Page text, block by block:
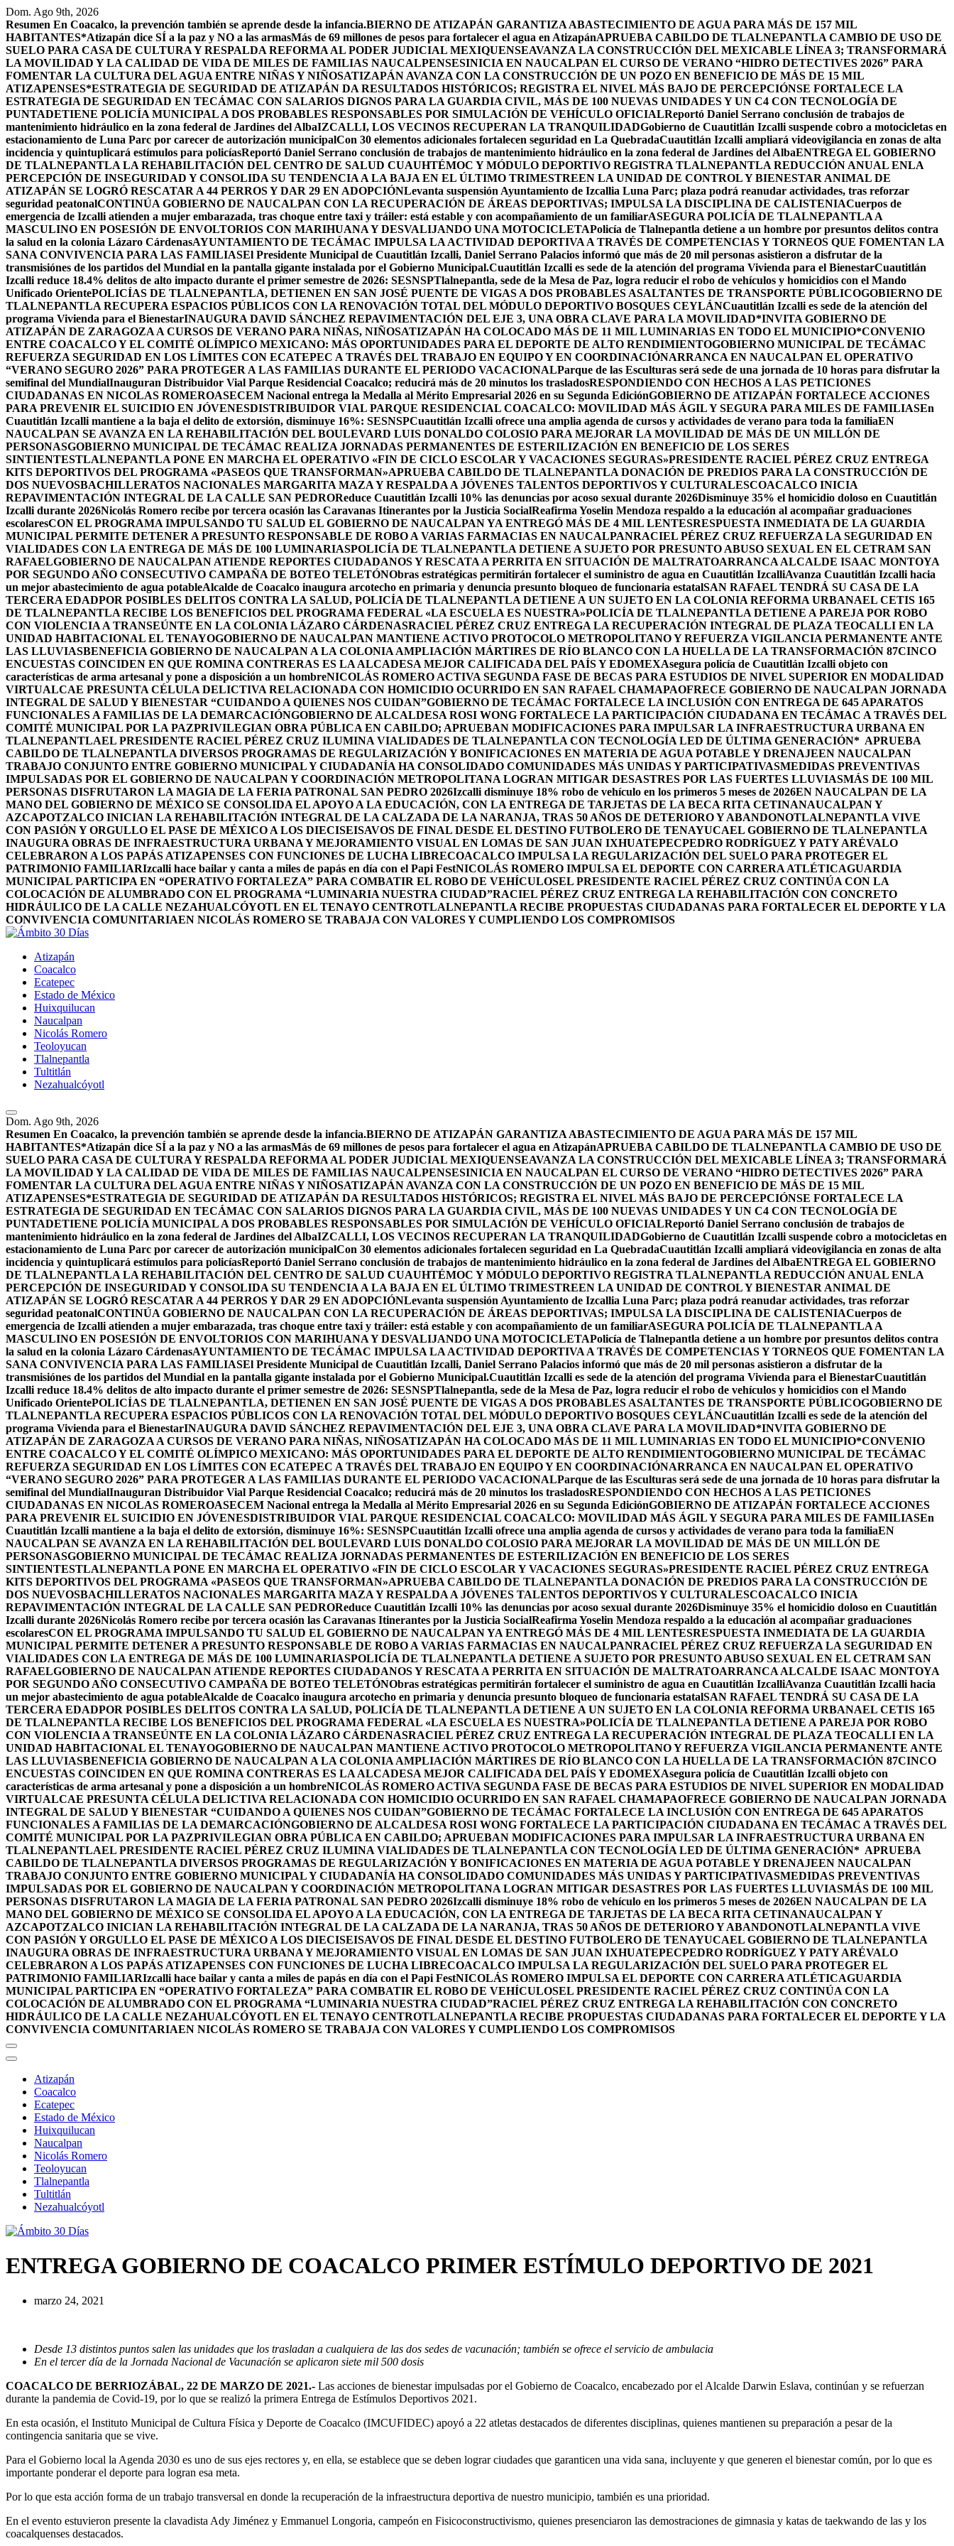
Saltar
al
contenido
Dom. Ago 9th, 2026
Resumen En Coacalco, la prevención también se aprende desde la infancia.BIERNO DE ATIZAPÁN GARANTIZA ABASTECIMIENTO DE AGUA PARA MÁS DE 157 MIL
HABITANTES*Atizapán dice SÍ a la paz y NO a las armasMás de 69 millones de pesos para fortalecer el agua en AtizapánAPRUEBA CABILDO DE TLALNEPANTLA CAMBIO DE USO DE
SUELO PARA CASA DE CULTURA Y RESPALDA REFORMA AL PODER JUDICIAL MEXIQUENSEAVANZA LA CONSTRUCCIÓN DEL MEXICABLE LÍNEA 3; TRANSFORMARÁ
LA MOVILIDAD Y LA CALIDAD DE VIDA DE MILES DE FAMILIAS NAUCALPENSESINICIA EN NAUCALPAN EL CURSO DE VERANO “HIDRO DETECTIVES 2026” PARA
FOMENTAR LA CULTURA DEL AGUA ENTRE NIÑAS Y NIÑOSATIZAPÁN AVANZA CON LA CONSTRUCCIÓN DE UN POZO EN BENEFICIO DE MÁS DE 15 MIL
ATIZAPENSES*ESTRATEGIA DE SEGURIDAD DE ATIZAPÁN DA RESULTADOS HISTÓRICOS; REGISTRA EL NIVEL MÁS BAJO DE PERCEPCIÓNSE FORTALECE LA
ESTRATEGIA DE SEGURIDAD EN TECÁMAC CON SALARIOS DIGNOS PARA LA GUARDIA CIVIL, MÁS DE 100 NUEVAS UNIDADES Y UN C4 CON TECNOLOGÍA DE
PUNTADETIENE POLICÍA MUNICIPAL A DOS PROBABLES RESPONSABLES POR SIMULACIÓN DE VEHÍCULO OFICIALReportó Daniel Serrano conclusión de trabajos de
mantenimiento hidráulico en la zona federal de Jardines del AlbaIZCALLI, LOS VECINOS RECUPERAN LA TRANQUILIDADGobierno de Cuautitlán Izcalli suspende cobro a motocicletas en
estacionamiento de Luna Parc por carecer de autorización municipalCon 30 elementos adicionales fortalecen seguridad en La QuebradaCuautitlán Izcalli ampliará videovigilancia en zonas de alta
incidencia y quintuplicará estímulos para policíasReportó Daniel Serrano conclusión de trabajos de mantenimiento hidráulico en la zona federal de Jardines del AlbaENTREGA EL GOBIERNO
DE TLALNEPANTLA LA REHABILITACIÓN DEL CENTRO DE SALUD CUAUHTÉMOC Y MÓDULO DEPORTIVO REGISTRA TLALNEPANTLA REDUCCIÓN ANUAL ENLA
PERCEPCIÓN DE INSEGURIDAD Y CONSOLIDA SU TENDENCIA A LA BAJA EN EL ÚLTIMO TRIMESTREEN LA UNIDAD DE CONTROL Y BIENESTAR ANIMAL DE
ATIZAPÁN SE LOGRÓ RESCATAR A 44 PERROS Y DAR 29 EN ADOPCIÓNLevanta suspensión Ayuntamiento de Izcallia Luna Parc; plaza podrá reanudar actividades, tras reforzar
seguridad peatonalCONTINÚA GOBIERNO DE NAUCALPAN CON LA RECUPERACIÓN DE ÁREAS DEPORTIVAS; IMPULSA LA DISCIPLINA DE CALISTENIACuerpos de
emergencia de Izcalli atienden a mujer embarazada, tras choque entre taxi y tráiler: está estable y con acompañamiento de un familiarASEGURA POLICÍA DE TLALNEPANTLA A
MASCULINO EN POSESIÓN DE ENVOLTORIOS CON MARIHUANA Y DESVALIJANDO UNA MOTOCICLETAPolicía de Tlalnepantla detiene a un hombre por presuntos delitos contra
la salud en la colonia Lázaro CárdenasAYUNTAMIENTO DE TECÁMAC IMPULSA LA ACTIVIDAD DEPORTIVA A TRAVÉS DE COMPETENCIAS Y TORNEOS QUE FOMENTAN LA
SANA CONVIVENCIA PARA LAS FAMILIASEl Presidente Municipal de Cuautitlán Izcalli, Daniel Serrano Palacios informó que más de 20 mil personas asistieron a disfrutar de la
transmisiónes de los partidos del Mundial en la pantalla gigante instalada por el Gobierno Municipal.Cuautitlán Izcalli es sede de la atención del programa Vivienda para el BienestarCuautitlán
Izcalli reduce 18.4% delitos de alto impacto durante el primer semestre de 2026: SESNSPTlalnepantla, sede de la Mesa de Paz, logra reducir el robo de vehículos y homicidios con el Mando
Unificado OrientePOLICÍAS DE TLALNEPANTLA, ​DETIENEN EN SAN JOSÉ PUENTE DE VIGAS A DOS PROBABLES ASALTANTES DE TRANSPORTE PÚBLICOGOBIERNO DE
TLALNEPANTLA RECUPERA ESPACIOS PÚBLICOS CON LA RENOVACIÓN TOTAL DEL MÓDULO DEPORTIVO BOSQUES CEYLÁNCuautitlán Izcalli es sede de la atención del
programa Vivienda para el BienestarINAUGURA DAVID SÁNCHEZ REPAVIMENTACIÓN DEL EJE 3, UNA OBRA CLAVE PARA LA MOVILIDAD*INVITA GOBIERNO DE
ATIZAPÁN DE ZARAGOZA A CURSOS DE VERANO PARA NIÑAS, NIÑOSATIZAPÁN HA COLOCADO MÁS DE 11 MIL LUMINARIAS EN TODO EL MUNICIPIO*CONVENIO
ENTRE COACALCO Y EL COMITÉ OLÍMPICO MEXICANO: MÁS OPORTUNIDADES PARA EL DEPORTE DE ALTO RENDIMIENTOGOBIERNO MUNICIPAL DE TECÁMAC
REFUERZA SEGURIDAD EN LOS LÍMITES CON ECATEPEC A TRAVÉS DEL TRABAJO EN EQUIPO Y EN COORDINACIÓNARRANCA EN NAUCALPAN EL OPERATIVO
“VERANO SEGURO 2026” PARA PROTEGER A LAS FAMILIAS DURANTE EL PERIODO VACACIONALParque de las Esculturas será sede de una jornada de 10 horas para disfrutar la
semifinal del MundialInauguran Distribuidor Vial Parque Residencial Coacalco; reducirá más de 20 minutos los trasladosRESPONDIENDO CON HECHOS A LAS PETICIONES
CIUDADANAS EN NICOLAS ROMEROASECEM Nacional entrega la Medalla al Mérito Empresarial 2026 en su Segunda EdiciónGOBIERNO DE ATIZAPÁN FORTALECE ACCIONES
PARA PREVENIR EL SUICIDIO EN JÓVENESDISTRIBUIDOR VIAL PARQUE RESIDENCIAL COACALCO: MOVILIDAD MÁS ÁGIL Y SEGURA PARA MILES DE FAMILIASEn
Cuautitlán Izcalli mantiene a la baja el delito de extorsión, disminuye 16%: SESNSPCuautitlán Izcalli ofrece una amplia agenda de cursos y actividades de verano para toda la familiaEN
NAUCALPAN SE AVANZA EN LA REHABILITACIÓN DEL BOULEVARD LUIS DONALDO COLOSIO PARA MEJORAR LA MOVILIDAD DE MÁS DE UN MILLÓN DE
PERSONASGOBIERNO MUNICIPAL DE TECÁMAC REALIZA JORNADAS PERMANENTES DE ESTERILIZACIÓN EN BENEFICIO DE LOS SERES
SINTIENTESTLALNEPANTLA PONE EN MARCHA EL OPERATIVO «FIN DE CICLO ESCOLAR Y VACACIONES SEGURAS»PRESIDENTE RACIEL PÉREZ CRUZ ENTREGA
KITS DEPORTIVOS DEL PROGRAMA «PASEOS QUE TRANSFORMAN»APRUEBA CABILDO DE TLALNEPANTLA DONACIÓN DE PREDIOS PARA LA CONSTRUCCIÓN DE
DOS NUEVOSBACHILLERATOS NACIONALES MARGARITA MAZA Y RESPALDA A JÓVENES TALENTOS DEPORTIVOS Y CULTURALESCOACALCO INICIA
REPAVIMENTACIÓN INTEGRAL DE LA CALLE SAN PEDROReduce Cuautitlán Izcalli 10% las denuncias por acoso sexual durante 2026Disminuye 35% el homicidio doloso en Cuautitlán
Izcalli durante 2026Nicolás Romero recibe por tercera ocasión las Caravanas Itinerantes por la Justicia SocialReafirma Yoselin Mendoza respaldo a la educación al acompañar graduaciones
escolaresCON EL PROGRAMA IMPULSANDO TU SALUD EL GOBIERNO DE NAUCALPAN YA ENTREGÓ MÁS DE 4 MIL LENTESRESPUESTA INMEDIATA DE LA GUARDIA
MUNICIPAL PERMITE DETENER A PRESUNTO RESPONSABLE DE ROBO A VARIAS FARMACIAS EN NAUCALPANRACIEL PÉREZ CRUZ REFUERZA LA SEGURIDAD EN
VIALIDADES CON LA ENTREGA DE MÁS DE 100 LUMINARIASPOLICÍA DE TLALNEPANTLA DETIENE A SUJETO POR PRESUNTO ABUSO SEXUAL EN EL CETRAM SAN
RAFAELGOBIERNO DE NAUCALPAN ATIENDE REPORTES CIUDADANOS Y RESCATA A PERRITA EN SITUACIÓN DE MALTRATOARRANCA ALCALDE ISAAC MONTOYA
POR SEGUNDO AÑO CONSECUTIVO CAMPAÑA DE BOTEO TELETÓNObras estratégicas permitirán fortalecer el suministro de agua en Cuautitlán IzcalliAvanza Cuautitlán Izcalli hacia
un mejor abastecimiento de agua potableAlcalde de Coacalco inaugura arcotecho en primaria y denuncia presunto bloqueo de funcionaria estatalSAN RAFAEL TENDRÁ SU CASA DE LA
TERCERA EDADPOR POSIBLES DELITOS CONTRA LA SALUD, POLICÍA DE TLALNEPANTLA DETIENE A UN SUJETO EN LA COLONIA REFORMA URBANAEL CETIS 165
DE TLALNEPANTLA RECIBE LOS BENEFICIOS DEL PROGRAMA FEDERAL «LA ESCUELA ES NUESTRA»POLICÍA DE TLALNEPANTLA DETIENE A PAREJA POR ROBO
CON VIOLENCIA A TRANSEÚNTE EN LA COLONIA LÁZARO CÁRDENASRACIEL PÉREZ CRUZ ENTREGA LA RECUPERACIÓN INTEGRAL DE PLAZA TEOCALLI EN LA
UNIDAD HABITACIONAL EL TENAYOGOBIERNO DE NAUCALPAN MANTIENE ACTIVO PROTOCOLO METROPOLITANO Y REFUERZA VIGILANCIA PERMANENTE ANTE
LAS LLUVIASBENEFICIA GOBIERNO DE NAUCALPAN A LA COLONIA AMPLIACIÓN MÁRTIRES DE RÍO BLANCO CON LA HUELLA DE LA TRANSFORMACIÓN 87CINCO
ENCUESTAS COINCIDEN EN QUE ROMINA CONTRERAS ES LA ALCADESA MEJOR CALIFICADA DEL PAÍS Y EDOMEXAsegura policía de Cuautitlán Izcalli objeto con
características de arma artesanal y pone a disposición a un hombreNICOLÁS ROMERO ACTIVA SEGUNDA FASE DE BECAS PARA ESTUDIOS DE NIVEL SUPERIOR EN MODALIDAD
VIRTUALCAE PRESUNTA CÉLULA DELICTIVA RELACIONADA CON HOMICIDIO OCURRIDO EN SAN RAFAEL CHAMAPAOFRECE GOBIERNO DE NAUCALPAN JORNADA
INTEGRAL DE SALUD Y BIENESTAR “CUIDANDO A QUIENES NOS CUIDAN”GOBIERNO DE TECÁMAC FORTALECE LA INCLUSIÓN CON ENTREGA DE 645 APARATOS
FUNCIONALES A FAMILIAS DE LA DEMARCACIÓNGOBIERNO DE ALCALDESA ROSI WONG FORTALECE LA PARTICIPACIÓN CIUDADANA EN TECÁMAC A TRAVÉS DEL
COMITÉ MUNICIPAL POR LA PAZPRIVILEGIAN OBRA PÚBLICA EN CABILDO; APRUEBAN MODIFICACIONES PARA IMPULSAR LA INFRAESTRUCTURA URBANA EN
TLALNEPANTLAEL PRESIDENTE RACIEL PÉREZ CRUZ ILUMINA VIALIDADES DE TLALNEPANTLA CON TECNOLOGÍA LED DE ÚLTIMA GENERACIÓN* APRUEBA
CABILDO DE TLALNEPANTLA DIVERSOS PROGRAMAS DE REGULARIZACIÓN Y BONIFICACIONES EN MATERIA DE AGUA POTABLE Y DRENAJEEN NAUCALPAN
TRABAJO CONJUNTO ENTRE GOBIERNO MUNICIPAL Y CIUDADANÍA HA CONSOLIDADO COMUNIDADES MÁS UNIDAS Y PARTICIPATIVASMEDIDAS PREVENTIVAS
IMPULSADAS POR EL GOBIERNO DE NAUCALPAN Y COORDINACIÓN METROPOLITANA LOGRAN MITIGAR DESASTRES POR LAS FUERTES LLUVIASMÁS DE 100 MIL
PERSONAS DISFRUTARON LA MAGIA DE LA FERIA PATRONAL SAN PEDRO 2026Izcalli disminuye 18% robo de vehículo en los primeros 5 meses de 2026EN NAUCALPAN DE LA
MANO DEL GOBIERNO DE MÉXICO SE CONSOLIDA EL APOYO A LA EDUCACIÓN, CON LA ENTREGA DE TARJETAS DE LA BECA RITA CETINANAUCALPAN Y
AZCAPOTZALCO INICIAN LA REHABILITACIÓN INTEGRAL DE LA CALZADA DE LA NARANJA, TRAS 50 AÑOS DE DETERIORO Y ABANDONOTLALNEPANTLA VIVE
CON PASIÓN Y ORGULLO EL PASE DE MÉXICO A LOS DIECISEISAVOS DE FINAL DESDE EL DESTINO FUTBOLERO DE TENAYUCAEL GOBIERNO DE TLALNEPANTLA
INAUGURA OBRAS DE INFRAESTRUCTURA URBANA Y MEJORAMIENTO VISUAL EN LOMAS DE SAN JUAN IXHUATEPECPEDRO RODRÍGUEZ Y PATY ARÉVALO
CELEBRARON A LOS PAPÁS ATIZAPENSES CON FUNCIONES DE LUCHA LIBRECOACALCO IMPULSA LA REGULARIZACIÓN DEL SUELO PARA PROTEGER EL
PATRIMONIO FAMILIARIzcalli hace bailar y canta a miles de papás en día con el Papi FestNICOLÁS ROMERO IMPULSA EL DEPORTE CON CARRERA ATLÉTICAGUARDIA
MUNICIPAL PARTICIPA EN “OPERATIVO FORTALEZA” PARA COMBATIR EL ROBO DE VEHÍCULOSEL PRESIDENTE RACIEL PÉREZ CRUZ CONTINÚA CON LA
COLOCACIÓN DE ALUMBRADO CON EL PROGRAMA “LUMINARIA NUESTRA CIUDAD”RACIEL PÉREZ CRUZ ENTREGA LA REHABILITACIÓN CON CONCRETO
HIDRÁULICO DE LA CALLE NEZAHUALCÓYOTL EN EL TENAYO CENTROTLALNEPANTLA RECIBE PROPUESTAS CIUDADANAS PARA FORTALECER EL DEPORTE Y LA
CONVIVENCIA COMUNITARIAEN NICOLÁS ROMERO SE TRABAJA CON VALORES Y CUMPLIENDO LOS COMPROMISOS
Atizapán
Coacalco
Ecatepec
Estado de México
Huixquilucan
Naucalpan
Nicolás Romero
Teoloyucan
Tlalnepantla
Tultitlán
Nezahualcóyotl
Dom. Ago 9th, 2026
Resumen En Coacalco, la prevención también se aprende desde la infancia.BIERNO DE ATIZAPÁN GARANTIZA ABASTECIMIENTO DE AGUA PARA MÁS DE 157 MIL
HABITANTES*Atizapán dice SÍ a la paz y NO a las armasMás de 69 millones de pesos para fortalecer el agua en AtizapánAPRUEBA CABILDO DE TLALNEPANTLA CAMBIO DE USO DE
SUELO PARA CASA DE CULTURA Y RESPALDA REFORMA AL PODER JUDICIAL MEXIQUENSEAVANZA LA CONSTRUCCIÓN DEL MEXICABLE LÍNEA 3; TRANSFORMARÁ
LA MOVILIDAD Y LA CALIDAD DE VIDA DE MILES DE FAMILIAS NAUCALPENSESINICIA EN NAUCALPAN EL CURSO DE VERANO “HIDRO DETECTIVES 2026” PARA
FOMENTAR LA CULTURA DEL AGUA ENTRE NIÑAS Y NIÑOSATIZAPÁN AVANZA CON LA CONSTRUCCIÓN DE UN POZO EN BENEFICIO DE MÁS DE 15 MIL
ATIZAPENSES*ESTRATEGIA DE SEGURIDAD DE ATIZAPÁN DA RESULTADOS HISTÓRICOS; REGISTRA EL NIVEL MÁS BAJO DE PERCEPCIÓNSE FORTALECE LA
ESTRATEGIA DE SEGURIDAD EN TECÁMAC CON SALARIOS DIGNOS PARA LA GUARDIA CIVIL, MÁS DE 100 NUEVAS UNIDADES Y UN C4 CON TECNOLOGÍA DE
PUNTADETIENE POLICÍA MUNICIPAL A DOS PROBABLES RESPONSABLES POR SIMULACIÓN DE VEHÍCULO OFICIALReportó Daniel Serrano conclusión de trabajos de
mantenimiento hidráulico en la zona federal de Jardines del AlbaIZCALLI, LOS VECINOS RECUPERAN LA TRANQUILIDADGobierno de Cuautitlán Izcalli suspende cobro a motocicletas en
estacionamiento de Luna Parc por carecer de autorización municipalCon 30 elementos adicionales fortalecen seguridad en La QuebradaCuautitlán Izcalli ampliará videovigilancia en zonas de alta
incidencia y quintuplicará estímulos para policíasReportó Daniel Serrano conclusión de trabajos de mantenimiento hidráulico en la zona federal de Jardines del AlbaENTREGA EL GOBIERNO
DE TLALNEPANTLA LA REHABILITACIÓN DEL CENTRO DE SALUD CUAUHTÉMOC Y MÓDULO DEPORTIVO REGISTRA TLALNEPANTLA REDUCCIÓN ANUAL ENLA
PERCEPCIÓN DE INSEGURIDAD Y CONSOLIDA SU TENDENCIA A LA BAJA EN EL ÚLTIMO TRIMESTREEN LA UNIDAD DE CONTROL Y BIENESTAR ANIMAL DE
ATIZAPÁN SE LOGRÓ RESCATAR A 44 PERROS Y DAR 29 EN ADOPCIÓNLevanta suspensión Ayuntamiento de Izcallia Luna Parc; plaza podrá reanudar actividades, tras reforzar
seguridad peatonalCONTINÚA GOBIERNO DE NAUCALPAN CON LA RECUPERACIÓN DE ÁREAS DEPORTIVAS; IMPULSA LA DISCIPLINA DE CALISTENIACuerpos de
emergencia de Izcalli atienden a mujer embarazada, tras choque entre taxi y tráiler: está estable y con acompañamiento de un familiarASEGURA POLICÍA DE TLALNEPANTLA A
MASCULINO EN POSESIÓN DE ENVOLTORIOS CON MARIHUANA Y DESVALIJANDO UNA MOTOCICLETAPolicía de Tlalnepantla detiene a un hombre por presuntos delitos contra
la salud en la colonia Lázaro CárdenasAYUNTAMIENTO DE TECÁMAC IMPULSA LA ACTIVIDAD DEPORTIVA A TRAVÉS DE COMPETENCIAS Y TORNEOS QUE FOMENTAN LA
SANA CONVIVENCIA PARA LAS FAMILIASEl Presidente Municipal de Cuautitlán Izcalli, Daniel Serrano Palacios informó que más de 20 mil personas asistieron a disfrutar de la
transmisiónes de los partidos del Mundial en la pantalla gigante instalada por el Gobierno Municipal.Cuautitlán Izcalli es sede de la atención del programa Vivienda para el BienestarCuautitlán
Izcalli reduce 18.4% delitos de alto impacto durante el primer semestre de 2026: SESNSPTlalnepantla, sede de la Mesa de Paz, logra reducir el robo de vehículos y homicidios con el Mando
Unificado OrientePOLICÍAS DE TLALNEPANTLA, ​DETIENEN EN SAN JOSÉ PUENTE DE VIGAS A DOS PROBABLES ASALTANTES DE TRANSPORTE PÚBLICOGOBIERNO DE
TLALNEPANTLA RECUPERA ESPACIOS PÚBLICOS CON LA RENOVACIÓN TOTAL DEL MÓDULO DEPORTIVO BOSQUES CEYLÁNCuautitlán Izcalli es sede de la atención del
programa Vivienda para el BienestarINAUGURA DAVID SÁNCHEZ REPAVIMENTACIÓN DEL EJE 3, UNA OBRA CLAVE PARA LA MOVILIDAD*INVITA GOBIERNO DE
ATIZAPÁN DE ZARAGOZA A CURSOS DE VERANO PARA NIÑAS, NIÑOSATIZAPÁN HA COLOCADO MÁS DE 11 MIL LUMINARIAS EN TODO EL MUNICIPIO*CONVENIO
ENTRE COACALCO Y EL COMITÉ OLÍMPICO MEXICANO: MÁS OPORTUNIDADES PARA EL DEPORTE DE ALTO RENDIMIENTOGOBIERNO MUNICIPAL DE TECÁMAC
REFUERZA SEGURIDAD EN LOS LÍMITES CON ECATEPEC A TRAVÉS DEL TRABAJO EN EQUIPO Y EN COORDINACIÓNARRANCA EN NAUCALPAN EL OPERATIVO
“VERANO SEGURO 2026” PARA PROTEGER A LAS FAMILIAS DURANTE EL PERIODO VACACIONALParque de las Esculturas será sede de una jornada de 10 horas para disfrutar la
semifinal del MundialInauguran Distribuidor Vial Parque Residencial Coacalco; reducirá más de 20 minutos los trasladosRESPONDIENDO CON HECHOS A LAS PETICIONES
CIUDADANAS EN NICOLAS ROMEROASECEM Nacional entrega la Medalla al Mérito Empresarial 2026 en su Segunda EdiciónGOBIERNO DE ATIZAPÁN FORTALECE ACCIONES
PARA PREVENIR EL SUICIDIO EN JÓVENESDISTRIBUIDOR VIAL PARQUE RESIDENCIAL COACALCO: MOVILIDAD MÁS ÁGIL Y SEGURA PARA MILES DE FAMILIASEn
Cuautitlán Izcalli mantiene a la baja el delito de extorsión, disminuye 16%: SESNSPCuautitlán Izcalli ofrece una amplia agenda de cursos y actividades de verano para toda la familiaEN
NAUCALPAN SE AVANZA EN LA REHABILITACIÓN DEL BOULEVARD LUIS DONALDO COLOSIO PARA MEJORAR LA MOVILIDAD DE MÁS DE UN MILLÓN DE
PERSONASGOBIERNO MUNICIPAL DE TECÁMAC REALIZA JORNADAS PERMANENTES DE ESTERILIZACIÓN EN BENEFICIO DE LOS SERES
SINTIENTESTLALNEPANTLA PONE EN MARCHA EL OPERATIVO «FIN DE CICLO ESCOLAR Y VACACIONES SEGURAS»PRESIDENTE RACIEL PÉREZ CRUZ ENTREGA
KITS DEPORTIVOS DEL PROGRAMA «PASEOS QUE TRANSFORMAN»APRUEBA CABILDO DE TLALNEPANTLA DONACIÓN DE PREDIOS PARA LA CONSTRUCCIÓN DE
DOS NUEVOSBACHILLERATOS NACIONALES MARGARITA MAZA Y RESPALDA A JÓVENES TALENTOS DEPORTIVOS Y CULTURALESCOACALCO INICIA
REPAVIMENTACIÓN INTEGRAL DE LA CALLE SAN PEDROReduce Cuautitlán Izcalli 10% las denuncias por acoso sexual durante 2026Disminuye 35% el homicidio doloso en Cuautitlán
Izcalli durante 2026Nicolás Romero recibe por tercera ocasión las Caravanas Itinerantes por la Justicia SocialReafirma Yoselin Mendoza respaldo a la educación al acompañar graduaciones
escolaresCON EL PROGRAMA IMPULSANDO TU SALUD EL GOBIERNO DE NAUCALPAN YA ENTREGÓ MÁS DE 4 MIL LENTESRESPUESTA INMEDIATA DE LA GUARDIA
MUNICIPAL PERMITE DETENER A PRESUNTO RESPONSABLE DE ROBO A VARIAS FARMACIAS EN NAUCALPANRACIEL PÉREZ CRUZ REFUERZA LA SEGURIDAD EN
VIALIDADES CON LA ENTREGA DE MÁS DE 100 LUMINARIASPOLICÍA DE TLALNEPANTLA DETIENE A SUJETO POR PRESUNTO ABUSO SEXUAL EN EL CETRAM SAN
RAFAELGOBIERNO DE NAUCALPAN ATIENDE REPORTES CIUDADANOS Y RESCATA A PERRITA EN SITUACIÓN DE MALTRATOARRANCA ALCALDE ISAAC MONTOYA
POR SEGUNDO AÑO CONSECUTIVO CAMPAÑA DE BOTEO TELETÓNObras estratégicas permitirán fortalecer el suministro de agua en Cuautitlán IzcalliAvanza Cuautitlán Izcalli hacia
un mejor abastecimiento de agua potableAlcalde de Coacalco inaugura arcotecho en primaria y denuncia presunto bloqueo de funcionaria estatalSAN RAFAEL TENDRÁ SU CASA DE LA
TERCERA EDADPOR POSIBLES DELITOS CONTRA LA SALUD, POLICÍA DE TLALNEPANTLA DETIENE A UN SUJETO EN LA COLONIA REFORMA URBANAEL CETIS 165
DE TLALNEPANTLA RECIBE LOS BENEFICIOS DEL PROGRAMA FEDERAL «LA ESCUELA ES NUESTRA»POLICÍA DE TLALNEPANTLA DETIENE A PAREJA POR ROBO
CON VIOLENCIA A TRANSEÚNTE EN LA COLONIA LÁZARO CÁRDENASRACIEL PÉREZ CRUZ ENTREGA LA RECUPERACIÓN INTEGRAL DE PLAZA TEOCALLI EN LA
UNIDAD HABITACIONAL EL TENAYOGOBIERNO DE NAUCALPAN MANTIENE ACTIVO PROTOCOLO METROPOLITANO Y REFUERZA VIGILANCIA PERMANENTE ANTE
LAS LLUVIASBENEFICIA GOBIERNO DE NAUCALPAN A LA COLONIA AMPLIACIÓN MÁRTIRES DE RÍO BLANCO CON LA HUELLA DE LA TRANSFORMACIÓN 87CINCO
ENCUESTAS COINCIDEN EN QUE ROMINA CONTRERAS ES LA ALCADESA MEJOR CALIFICADA DEL PAÍS Y EDOMEXAsegura policía de Cuautitlán Izcalli objeto con
características de arma artesanal y pone a disposición a un hombreNICOLÁS ROMERO ACTIVA SEGUNDA FASE DE BECAS PARA ESTUDIOS DE NIVEL SUPERIOR EN MODALIDAD
VIRTUALCAE PRESUNTA CÉLULA DELICTIVA RELACIONADA CON HOMICIDIO OCURRIDO EN SAN RAFAEL CHAMAPAOFRECE GOBIERNO DE NAUCALPAN JORNADA
INTEGRAL DE SALUD Y BIENESTAR “CUIDANDO A QUIENES NOS CUIDAN”GOBIERNO DE TECÁMAC FORTALECE LA INCLUSIÓN CON ENTREGA DE 645 APARATOS
FUNCIONALES A FAMILIAS DE LA DEMARCACIÓNGOBIERNO DE ALCALDESA ROSI WONG FORTALECE LA PARTICIPACIÓN CIUDADANA EN TECÁMAC A TRAVÉS DEL
COMITÉ MUNICIPAL POR LA PAZPRIVILEGIAN OBRA PÚBLICA EN CABILDO; APRUEBAN MODIFICACIONES PARA IMPULSAR LA INFRAESTRUCTURA URBANA EN
TLALNEPANTLAEL PRESIDENTE RACIEL PÉREZ CRUZ ILUMINA VIALIDADES DE TLALNEPANTLA CON TECNOLOGÍA LED DE ÚLTIMA GENERACIÓN* APRUEBA
CABILDO DE TLALNEPANTLA DIVERSOS PROGRAMAS DE REGULARIZACIÓN Y BONIFICACIONES EN MATERIA DE AGUA POTABLE Y DRENAJEEN NAUCALPAN
TRABAJO CONJUNTO ENTRE GOBIERNO MUNICIPAL Y CIUDADANÍA HA CONSOLIDADO COMUNIDADES MÁS UNIDAS Y PARTICIPATIVASMEDIDAS PREVENTIVAS
IMPULSADAS POR EL GOBIERNO DE NAUCALPAN Y COORDINACIÓN METROPOLITANA LOGRAN MITIGAR DESASTRES POR LAS FUERTES LLUVIASMÁS DE 100 MIL
PERSONAS DISFRUTARON LA MAGIA DE LA FERIA PATRONAL SAN PEDRO 2026Izcalli disminuye 18% robo de vehículo en los primeros 5 meses de 2026EN NAUCALPAN DE LA
MANO DEL GOBIERNO DE MÉXICO SE CONSOLIDA EL APOYO A LA EDUCACIÓN, CON LA ENTREGA DE TARJETAS DE LA BECA RITA CETINANAUCALPAN Y
AZCAPOTZALCO INICIAN LA REHABILITACIÓN INTEGRAL DE LA CALZADA DE LA NARANJA, TRAS 50 AÑOS DE DETERIORO Y ABANDONOTLALNEPANTLA VIVE
CON PASIÓN Y ORGULLO EL PASE DE MÉXICO A LOS DIECISEISAVOS DE FINAL DESDE EL DESTINO FUTBOLERO DE TENAYUCAEL GOBIERNO DE TLALNEPANTLA
INAUGURA OBRAS DE INFRAESTRUCTURA URBANA Y MEJORAMIENTO VISUAL EN LOMAS DE SAN JUAN IXHUATEPECPEDRO RODRÍGUEZ Y PATY ARÉVALO
CELEBRARON A LOS PAPÁS ATIZAPENSES CON FUNCIONES DE LUCHA LIBRECOACALCO IMPULSA LA REGULARIZACIÓN DEL SUELO PARA PROTEGER EL
PATRIMONIO FAMILIARIzcalli hace bailar y canta a miles de papás en día con el Papi FestNICOLÁS ROMERO IMPULSA EL DEPORTE CON CARRERA ATLÉTICAGUARDIA
MUNICIPAL PARTICIPA EN “OPERATIVO FORTALEZA” PARA COMBATIR EL ROBO DE VEHÍCULOSEL PRESIDENTE RACIEL PÉREZ CRUZ CONTINÚA CON LA
COLOCACIÓN DE ALUMBRADO CON EL PROGRAMA “LUMINARIA NUESTRA CIUDAD”RACIEL PÉREZ CRUZ ENTREGA LA REHABILITACIÓN CON CONCRETO
HIDRÁULICO DE LA CALLE NEZAHUALCÓYOTL EN EL TENAYO CENTROTLALNEPANTLA RECIBE PROPUESTAS CIUDADANAS PARA FORTALECER EL DEPORTE Y LA
CONVIVENCIA COMUNITARIAEN NICOLÁS ROMERO SE TRABAJA CON VALORES Y CUMPLIENDO LOS COMPROMISOS
Atizapán
Coacalco
Ecatepec
Estado de México
Huixquilucan
Naucalpan
Nicolás Romero
Teoloyucan
Tlalnepantla
Tultitlán
Nezahualcóyotl
ENTREGA GOBIERNO DE COACALCO PRIMER ESTÍMULO DEPORTIVO DE 2021
marzo 24, 2021
Desde 13 distintos puntos salen las unidades que los trasladan a cualquiera de las dos sedes de vacunación; también se ofrece el servicio de ambulacia
En el tercer día de la Jornada Nacional de Vacunación se aplicaron siete mil 500 dosis
COACALCO DE BERRIOZÁBAL, 22 DE MARZO DE 2021.- Las acciones de bienestar impulsadas por el Gobierno de Coacalco, encabezado por el Alcalde Darwin Eslava, continúan y se refuerzan
durante la pandemia de Covid-19, por lo que se realizó la primera Entrega de Estímulos Deportivos 2021.
En esta ocasión, el Instituto Municipal de Cultura Física y Deporte de Coacalco (IMCUFIDEC) apoyó a 22 atletas destacados de diferentes disciplinas, quienes mantienen su preparación a pesar de la
contingencia sanitaria que se vive.
Para el Gobierno local la Agenda 2030 es uno de sus ejes rectores y, en ella, se establece que se deben lograr ciudades que garanticen una vida sana, incluyente y que generen el bienestar común, por lo que es
importante ponderar el deporte para logran esa meta.
Por lo que esta acción forma de un trabajo transversal en donde la recuperación de la infraestructura deportiva de nuestro municipio, también es una prioridad.
En el evento estuvieron presente la clavadista Ady Jiménez y Emmanuel Longoria, campeón en Fisicoconstructivismo, quienes presenciaron las demostraciones de gimnasia y katas de taekwando de las y los
coacalquenses destacados.